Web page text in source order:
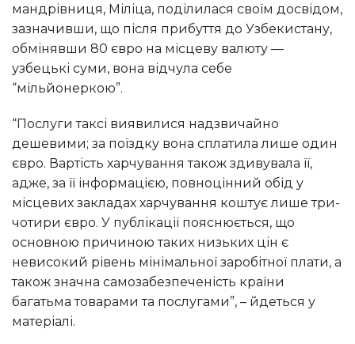
мандрівниця, Міліца, поділилася своїм досвідом,
зазначивши, що після прибуття до Узбекистану,
обмінявши 80 євро на місцеву валюту —
узбецькі суми, вона відчула себе
“мільйонеркою”.
“Послуги таксі виявилися надзвичайно
дешевими; за поїздку вона сплатила лише один
євро. Вартість харчування також здивувала її,
адже, за її інформацією, повноцінний обід у
місцевих закладах харчування коштує лише три-
чотири євро. У публікації пояснюється, що
основною причиною таких низьких цін є
невисокий рівень мінімальної заробітної плати, а
також значна самозабезпеченість країни
багатьма товарами та послугами”, – йдеться у
матеріалі.